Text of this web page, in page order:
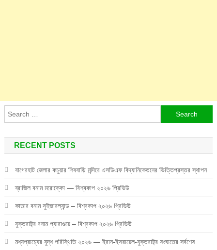
Search
for:
RECENT POSTS
বাগেরহাট জেলার কচুয়ার শিববাড়ি মন্দিরে এসডিএফ বিদ্যানিকেতনের ভিত্তিপ্রস্তর স্থাপন
ব্রাজিল বনাম মরোক্কো — বিশ্বকাপ ২০২৬ প্রিভিউ
কাতার বনাম সুইজারল্যান্ড – বিশ্বকাপ ২০২৬ প্রিভিউ
যুক্তরাষ্ট্র বনাম প্যারাগুয়ে – বিশ্বকাপ ২০২৬ প্রিভিউ
মধ্যপ্রাচ্যের যুদ্ধ পরিস্থিতি ২০২৬ — ইরান-ইসরায়েল-যুক্তরাষ্ট্র সংঘাতের সর্বশেষ